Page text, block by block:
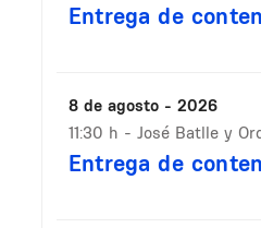
Entrega de
8 de agosto - 2026
11:30 h - José Batlle y
Entrega de